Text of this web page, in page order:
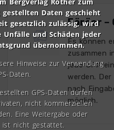
Färöer –
Es können
zusammen
jede GPX
werden.
nach
möglich.
Daten geschieht
gesetzlich zulässig, wird
und Schäden jeder
übernommen.
Hinweise zur Verwendung
Daten.
GPS-Daten dürfen
nicht kommerziellen
Eine Weitergabe oder
ist nicht gestattet.